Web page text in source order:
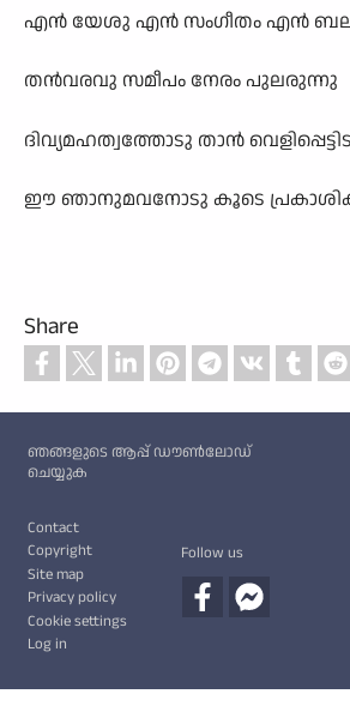
എൻ യേശു എൻ സംഗീതം എൻ
തൻവരവു സമീപം നേരം പുലരുന്നു
ദിവ്യമഹത്വത്തോടു താൻ
ഈ ഞാനുമവനോടു കൂടെ
Share
ഞങ്ങളുടെ ആപ്പ് ഡൗൺലോഡ്
ചെയ്യുക
Contact
Copyright
Site map
Privacy policy
Cookie settings
Log in
Follow us